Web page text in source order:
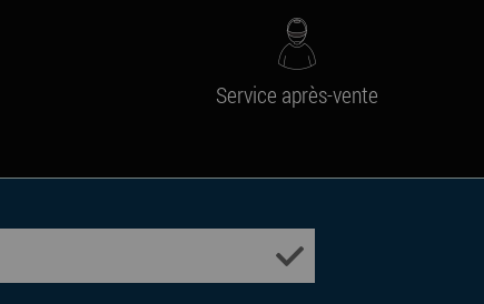
Service après-vente